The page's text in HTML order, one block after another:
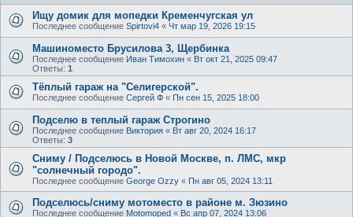
Ищу домик для мопедки Кременчугская ул
Последнее сообщение Spirtovi4 « Чт мар 19, 2026 19:15
Машиноместо Брусилова 3, Щербинка
Последнее сообщение Иван Тимохин « Вт окт 21, 2025 09:47
Ответы: 1
Тëплый гараж на "Селигерской".
Последнее сообщение Сергей Ф « Пн сен 15, 2025 18:00
Подселю в теплый гараж Строгино
Последнее сообщение Виктория « Вт авг 20, 2024 16:17
Ответы: 3
Сниму / Подселюсь в Новой Москве, п. ЛМС, мкр
"солнечный городо".
Последнее сообщение George Ozzy « Пн авг 05, 2024 13:11
Подселюсь/сниму мотоместо в районе м. Зюзино
Последнее сообщение Motomoped « Вс апр 07, 2024 13:06